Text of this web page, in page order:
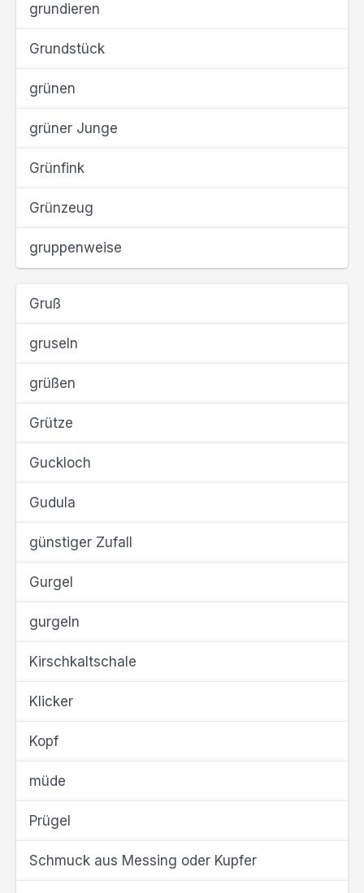
grundieren
Grundstück
grünen
grüner Junge
Grünfink
Grünzeug
gruppenweise
Gruß
gruseln
grüßen
Grütze
Guckloch
Gudula
günstiger Zufall
Gurgel
gurgeln
Kirschkaltschale
Klicker
Kopf
müde
Prügel
Schmuck aus Messing oder Kupfer